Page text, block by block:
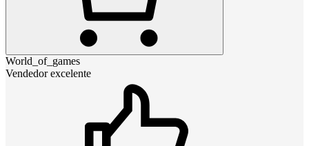
World_of_games
Vendedor excelente